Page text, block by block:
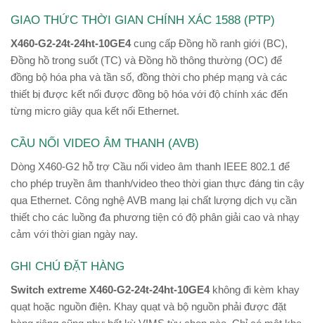
GIAO THỨC THỜI GIAN CHÍNH XÁC 1588 (PTP)
X460-G2-24t-24ht-10GE4cung cấp Đồng hồ ranh giới (BC),
Đồng hồ trong suốt (TC) và Đồng hồ thông thường (OC) để
đồng bộ hóa pha và tần số, đồng thời cho phép mạng và các
thiết bị được kết nối được đồng bộ hóa với độ chính xác đến
từng micro giây qua kết nối Ethernet.
CẦU NỐI VIDEO ÂM THANH (AVB)
Dòng X460-G2 hỗ trợ Cầu nối video âm thanh IEEE 802.1 để
cho phép truyền âm thanh/video theo thời gian thực đáng tin cậy
qua Ethernet. Công nghệ AVB mang lại chất lượng dịch vụ cần
thiết cho các luồng đa phương tiện có độ phân giải cao và nhạy
cảm với thời gian ngày nay.
GHI CHÚ ĐẶT HÀNG
Switch extreme X460-G2-24t-24ht-10GE4không đi kèm khay
quạt hoặc nguồn điện. Khay quạt và bộ nguồn phải được đặt